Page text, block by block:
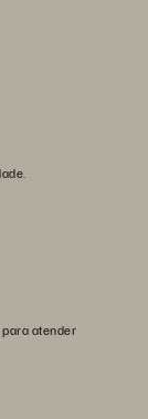
para atender